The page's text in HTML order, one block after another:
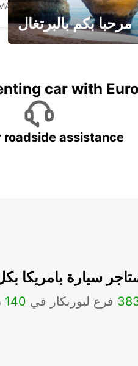
- JAPAN
مرحبا بكم بالبرتغال
car with
roadside assistance
سيارة بامريكا
فرع لبوربكار في 140